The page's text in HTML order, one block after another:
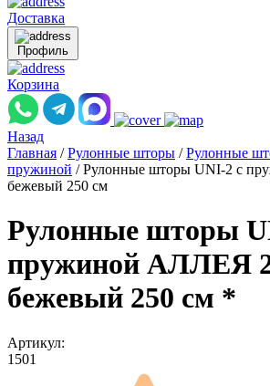
Доставка
Профиль
Корзина
Назад
Главная / Рулонные шторы / Рулонные
пружиной / Рулонные шторы UNI-2 с
бежевый 250 см
Рулонные шторы
пружиной АЛЛЕЯ
бежевый 250 см *
Артикул:
1501